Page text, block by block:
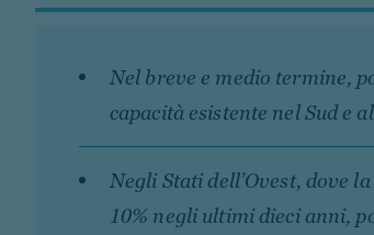
Nel breve e medio termine,
capacità esistente nel Sud e
Negli Stati dell’Ovest, dove
10% negli ultimi dieci anni,